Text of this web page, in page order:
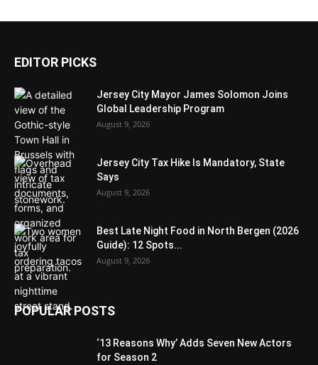
EDITOR PICKS
Jersey City Mayor James Solomon Joins
Global Leadership Program
August 9, 2026
Jersey City Tax Hike Is Mandatory, State
Says
August 9, 2026
Best Late Night Food in North Bergen (2026
Guide): 12 Spots...
August 9, 2026
POPULAR POSTS
‘13 Reasons Why’ Adds Seven New Actors
for Season 2